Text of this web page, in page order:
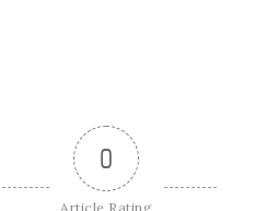
0
Article Rating